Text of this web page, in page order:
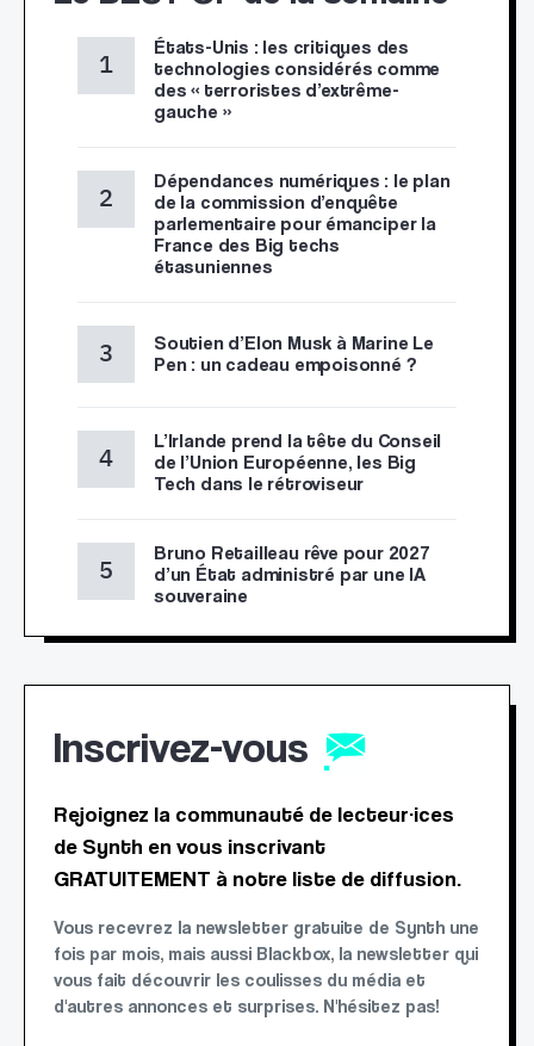
États-Unis : les critiques des
technologies considérés comme
des « terroristes d’extrême-
gauche »
Dépendances numériques : le plan
de la commission d’enquête
parlementaire pour émanciper la
France des Big techs
étasuniennes
Soutien d’Elon Musk à Marine Le
Pen : un cadeau empoisonné ?
L’Irlande prend la tête du Conseil
de l’Union Européenne, les Big
Tech dans le rétroviseur
Bruno Retailleau rêve pour 2027
d’un État administré par une IA
souveraine
Inscrivez-vous
Rejoignez la communauté de lecteur·ices
de Synth en vous inscrivant
GRATUITEMENT à notre liste de diffusion.
Vous recevrez la newsletter gratuite de Synth une
fois par mois, mais aussi Blackbox, la newsletter qui
vous fait découvrir les coulisses du média et
d'autres annonces et surprises. N'hésitez pas!